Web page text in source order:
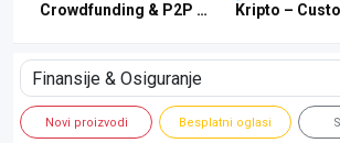
Crowdfunding & P2P lendingKripto –
Novi proizvodi Besplatni oglasi